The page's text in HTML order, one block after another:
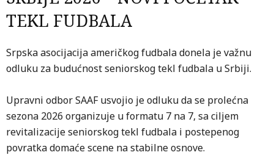
TEKL FUDBALA
Srpska asocijacija američkog fudbala donela je važnu
odluku za budućnost seniorskog tekl fudbala u Srbiji.
Upravni odbor SAAF usvojio je odluku da se prolećna
sezona 2026 organizuje u formatu 7 na 7, sa ciljem
revitalizacije seniorskog tekl fudbala i postepenog
povratka domaće scene na stabilne osnove.